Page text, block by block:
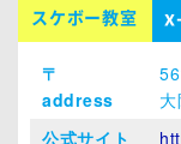
スケボー教室
〒
address
公式サイト